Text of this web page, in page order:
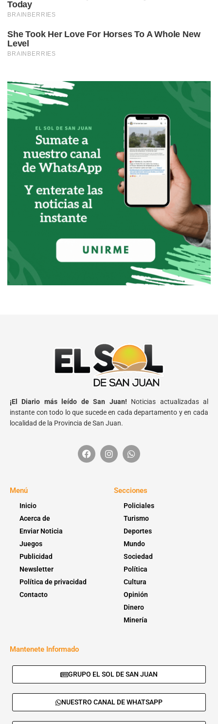
¡El Diario más leído de San Juan! Noticias actualizadas al
instante con todo lo que sucede en cada departamento y en cada
localidad de la Provincia de San Juan.
Menú
Inicio
Acerca de
Enviar Noticia
Juegos
Publicidad
Newsletter
Política de privacidad
Contacto
Secciones
Policiales
Turismo
Deportes
Mundo
Sociedad
Política
Cultura
Opinión
Dinero
Minería
Mantenete Informado
GRUPO EL SOL DE SAN JUAN
NUESTRO CANAL DE WHATSAPP